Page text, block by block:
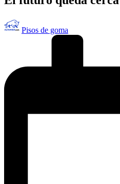
Publicado
por
Pisos de goma